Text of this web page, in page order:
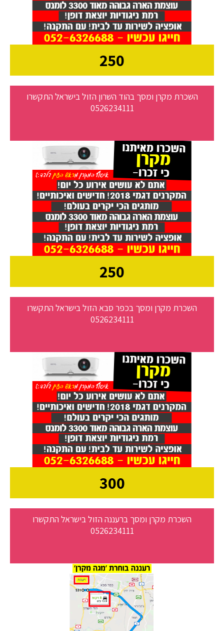
250
השכרת מקרן ומסך בהוד השרון הזול בישראל התקשרו
0526234111
250
השכרת מקרן ומסך בכפר סבא הזול בישראל התקשרו
0526234111
300
השכרת מקרן ומסך ברעננה הזול בישראל התקשרו
0526234111